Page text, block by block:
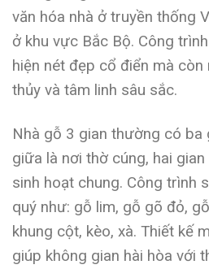
văn hóa nhà ở truyền thống
ở khu vực Bắc Bộ. Công
hiện nét đẹp cổ điển mà
thủy và tâm linh sâu sắc.
Nhà gỗ 3 gian thường có ba
giữa là nơi thờ cúng, hai
sinh hoạt chung. Công trình
quý như: gỗ lim, gỗ gõ đỏ,
khung cột, kèo, xà. Thiết kế
giúp không gian hài hòa với